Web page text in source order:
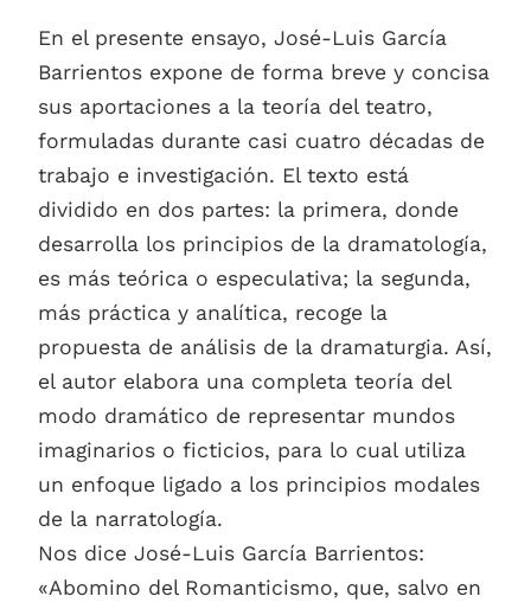
En el presente ensayo, José-Luis García
Barrientos expone de forma breve y concisa
sus aportaciones a la teoría del teatro,
formuladas durante casi cuatro décadas de
trabajo e investigación. El texto está
dividido en dos partes: la primera, donde
desarrolla los principios de la dramatología,
es más teórica o especulativa; la segunda,
más práctica y analítica, recoge la
propuesta de análisis de la dramaturgia. Así,
el autor elabora una completa teoría del
modo dramático de representar mundos
imaginarios o ficticios, para lo cual utiliza
un enfoque ligado a los principios modales
de la narratología.
Nos dice José-Luis García Barrientos:
«Abomino del Romanticismo, que, salvo en